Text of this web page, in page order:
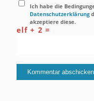
Ich habe die
Datenschutzerklärung
akzeptiere diese.
elf + 2 =